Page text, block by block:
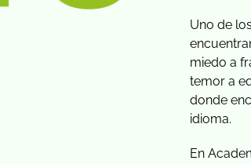
Uno de
miedo a
temor a
donde
idioma.
En